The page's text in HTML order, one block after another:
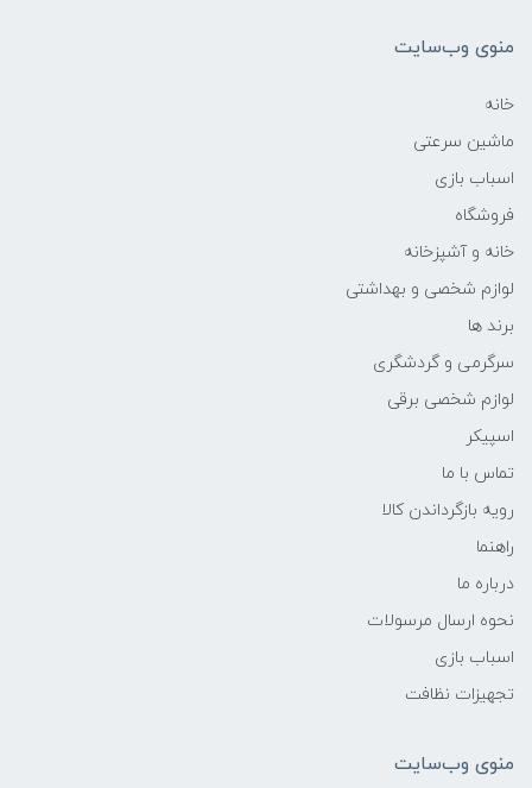
منوی وب‌سایت
خانه
ماشین سرعتی
اسباب بازی
فروشگاه
خانه و آشپزخانه
لوازم شخصی و بهداشتی
برند ها
سرگرمی و گردشگری
لوازم شخصی برقی
اسپیکر
تماس با ما
رویه بازگرداندن کالا
راهنما
درباره ما
نحوه ارسال مرسولات
اسباب بازی
تجهیزات نظافت
منوی وب‌سایت